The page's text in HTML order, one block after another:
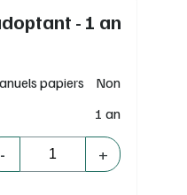
- 1 an
papiers
Non
1 an
- +